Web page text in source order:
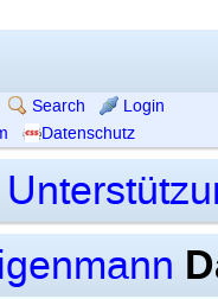
Search
Login
Datenschutz